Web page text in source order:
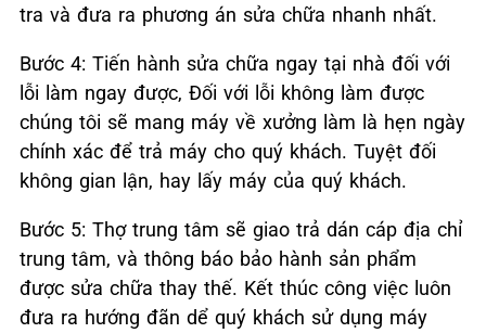
tra và đưa ra phương án sửa chữa nhanh nhất.
Bước 4: Tiến hành sửa chữa ngay tại nhà đối với
lỗi làm ngay được, Đối với lỗi không làm được
chúng tôi sẽ mang máy về xưởng làm là hẹn ngày
chính xác để trả máy cho quý khách. Tuyệt đối
không gian lận, hay lấy máy của quý khách.
Bước 5: Thợ trung tâm sẽ giao trả dán cáp địa chỉ
trung tâm, và thông báo bảo hành sản phẩm
được sửa chữa thay thế. Kết thúc công việc luôn
đưa ra hướng đãn dể quý khách sử dụng máy